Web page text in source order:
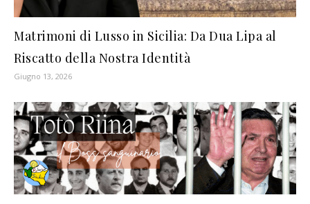
Matrimoni di Lusso in Sicilia: Da Dua Lipa al
Riscatto della Nostra Identità
Giugno 13, 2026